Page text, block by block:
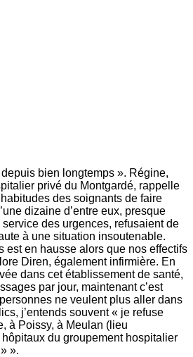
bien longtemps ». Régine,
privé du Montgardé, rappelle
des soignants de faire
dizaine d’entre eux, presque
des urgences, refusaient de
à une situation insoutenable.
est en hausse alors que nos effectifs
Diren, également infirmière. En
dans cet établissement de santé,
par jour, maintenant c’est
ne veulent plus aller dans
j’entends souvent « je refuse
à Poissy, à Meulan (lieu
du groupement hospitalier
».